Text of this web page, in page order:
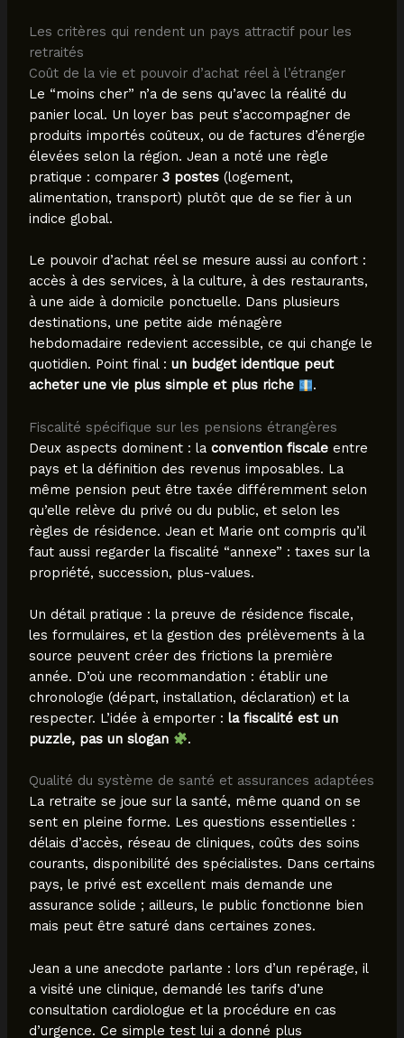
Les critères qui rendent un pays attractif pour les
retraités
Coût de la vie et pouvoir d’achat réel à l’étranger
Le “moins cher” n’a de sens qu’avec la réalité du
panier local. Un loyer bas peut s’accompagner de
produits importés coûteux, ou de factures d’énergie
élevées selon la région. Jean a noté une règle
pratique : comparer 3 postes(logement,
alimentation, transport) plutôt que de se fier à un
indice global.
Le pouvoir d’achat réel se mesure aussi au confort :
accès à des services, à la culture, à des restaurants,
à une aide à domicile ponctuelle. Dans plusieurs
destinations, une petite aide ménagère
hebdomadaire redevient accessible, ce qui change le
quotidien. Point final : un budget identique peut
acheter une vie plus simple et plus riche
.
Fiscalité spécifique sur les pensions étrangères
Deux aspects dominent : la convention fiscaleentre
pays et la définition des revenus imposables. La
même pension peut être taxée différemment selon
qu’elle relève du privé ou du public, et selon les
règles de résidence. Jean et Marie ont compris qu’il
faut aussi regarder la fiscalité “annexe” : taxes sur la
propriété, succession, plus-values.
Un détail pratique : la preuve de résidence fiscale,
les formulaires, et la gestion des prélèvements à la
source peuvent créer des frictions la première
année. D’où une recommandation : établir une
chronologie (départ, installation, déclaration) et la
respecter. L’idée à emporter : la fiscalité est un
puzzle, pas un slogan
.
Qualité du système de santé et assurances adaptées
La retraite se joue sur la santé, même quand on se
sent en pleine forme. Les questions essentielles :
délais d’accès, réseau de cliniques, coûts des soins
courants, disponibilité des spécialistes. Dans certains
pays, le privé est excellent mais demande une
assurance solide ; ailleurs, le public fonctionne bien
mais peut être saturé dans certaines zones.
Jean a une anecdote parlante : lors d’un repérage, il
a visité une clinique, demandé les tarifs d’une
consultation cardiologue et la procédure en cas
d’urgence. Ce simple test lui a donné plus